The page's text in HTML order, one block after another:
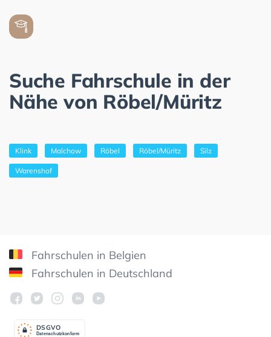
Suche Fahrschule in der
Nähe von Röbel/Müritz
Klink Malchow Röbel Röbel/Müritz Silz
Warenshof
Fahrschulen in Belgien
Fahrschulen in Deutschland
Datenschutzkonform
DSGVO